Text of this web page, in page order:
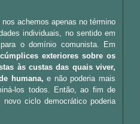
achemos apenas no término
individuais, no sentido em
o domínio comunista. Em
exteriores sobre os
às custas das quais viver,
humana, e não poderia mais
los todos. Então, ao fim de
ciclo democrático poderia